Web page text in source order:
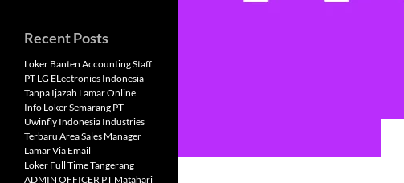
Recent Posts
Loker Banten Accounting Staff
PT LG ELectronics Indonesia
Tanpa Ijazah Lamar Online
Info Loker Semarang PT
Uwinfly Indonesia Industries
Terbaru Area Sales Manager
Lamar Via Email
Loker Full Time Tangerang
ADMIN OFFICER PT Matahari